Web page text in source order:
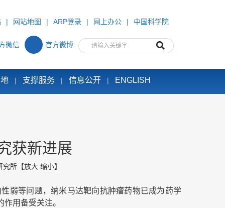
| 网站地图 | ARP登录 | 网上办公 | 中国科学院
微信 官方微博
| 支撑服务 | 信息公开 | ENGLISH
获新进展
究所 【放大 缩小】
弱等问题，纳米马达靶向抗肿瘤药物已成为药学
用备受关注。